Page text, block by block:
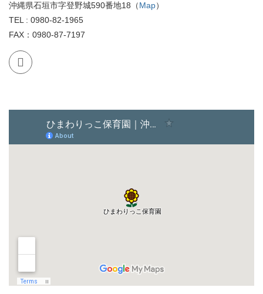
沖縄県石垣市字登野城590番地18（Map）
TEL : 0980-82-1965
FAX：0980-87-7197